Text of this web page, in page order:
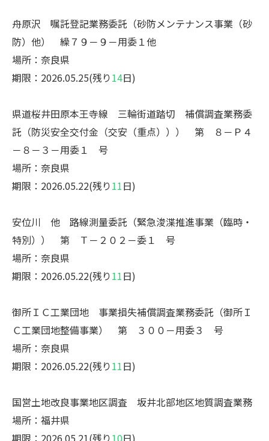
舟原沢 嘱託登記業務委託（砂防メンテナンス事業（砂
防）他） 繰７９－９－用委１他
場所：奈良県
期限：2026.05.25(残り14日)
県道桜井田原本王寺線 三輪街道踏切 補償調査業務委
託（防災安全交付金（交安（重点））） 第 ８－Ｐ４
－８－３－用委１ 号
場所：奈良県
期限：2026.05.22(残り11日)
安位川 他 路線測量委託（緊急浚渫推進事業（臨時・
特別）） 第 Ｔ－２０２－委１ 号
場所：奈良県
期限：2026.05.22(残り11日)
御所ＩＣ工業団地 事業損失補償調査業務委託（御所Ｉ
Ｃ工業団地整備事業） 第 ３００－用委３ 号
場所：奈良県
期限：2026.05.22(残り11日)
国営土地改良事業地区調査 坂井北部地区地質調査業務
場所：福井県
期限：2026.05.21(残り10日)